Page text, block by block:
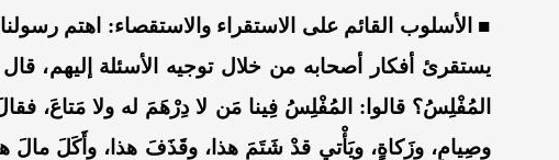
■ لأسلوب القائم على الاستقراء والاستقصاء: اهتم
يستقرئ أفكار أصحابه من خلال توجيه الأسئلة إليهم،
المُفْلِسُ؟ قالوا: المُفْلِسُ فِينا مَن لا دِرْهَمَ له ولا مَتاعَ،
وصِيامٍ، وزَكاةٍ، ويَأْتي قدْ شَتَمَ هذا، وقَذَفَ هذا، وأَكَلَ